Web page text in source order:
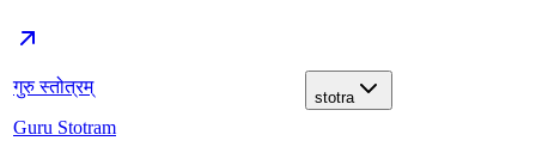
गुरु स्तोत्रम्
Guru Stotram
stotra